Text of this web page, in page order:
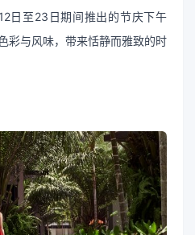
日至23日期间推出的节庆下午
彩与风味，带来恬静而雅致的时